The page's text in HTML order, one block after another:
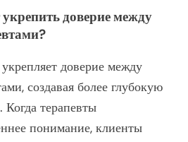
доверие между
доверие между
создавая более глубокую
терапевты
понимание, клиенты